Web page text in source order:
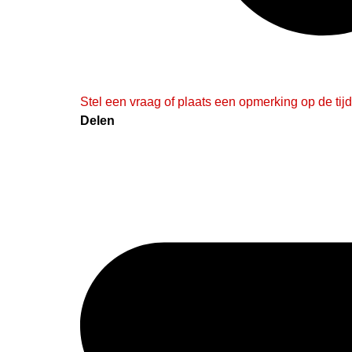
Stel een vraag of plaats een opmerking op de
Delen